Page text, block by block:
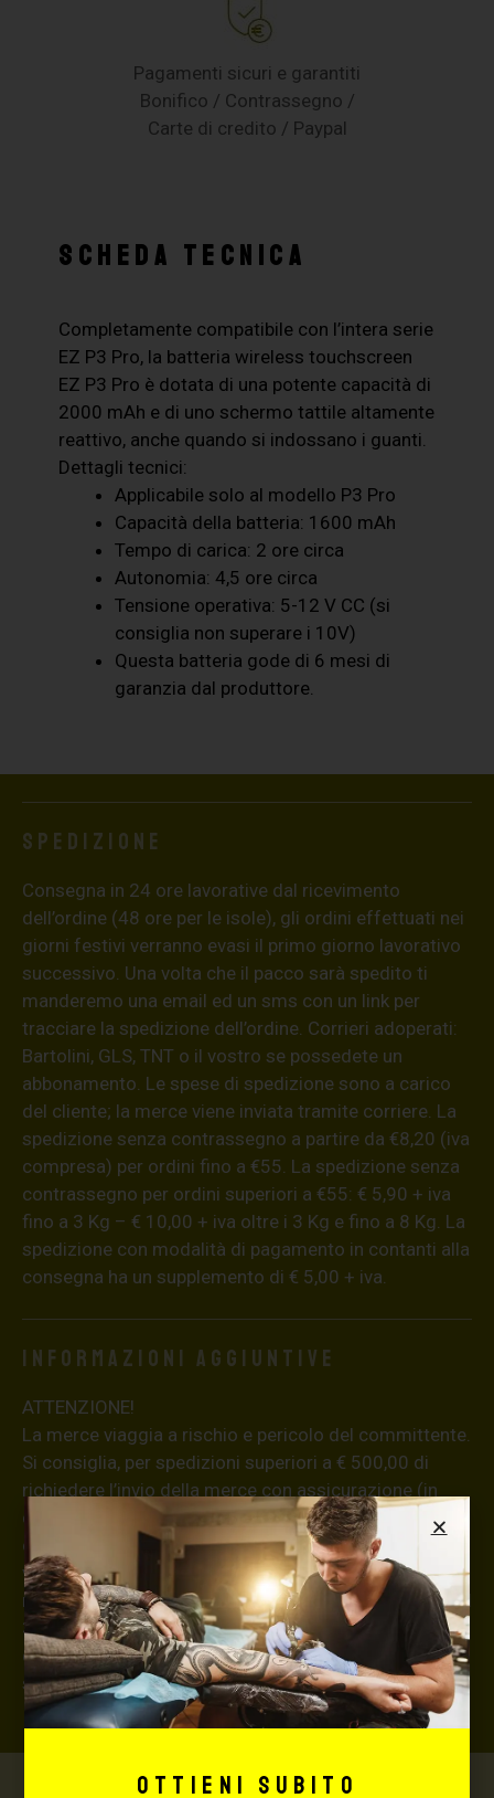
Pagamenti sicuri e garantiti
Bonifico / Contrassegno /
Carte di credito / Paypal
SCHEDA TECNICA
Completamente compatibile con l’intera serie
EZ P3 Pro, la batteria wireless touchscreen
EZ P3 Pro è dotata di una potente capacità di
2000 mAh e di uno schermo tattile altamente
reattivo, anche quando si indossano i guanti.
Dettagli tecnici:
Applicabile solo al modello P3 Pro
Capacità della batteria: 1600 mAh
Tempo di carica: 2 ore circa
Autonomia: 4,5 ore circa
Tensione operativa: 5-12 V CC (si
consiglia non superare i 10V)
Questa batteria gode di 6 mesi di
garanzia dal produttore.
Spedizione
Consegna in 24 ore lavorative dal ricevimento
dell’ordine (48 ore per le isole), gli ordini effettuati nei
giorni festivi verranno evasi il primo giorno lavorativo
successivo. Una volta che il pacco sarà spedito ti
manderemo una email ed un sms con un link per
tracciare la spedizione dell’ordine. Corrieri adoperati:
Bartolini, GLS, TNT o il vostro se possedete un
abbonamento. Le spese di spedizione sono a carico
del cliente; la merce viene inviata tramite corriere. La
spedizione senza contrassegno a partire da €8,20 (iva
compresa) per ordini fino a €55. La spedizione senza
contrassegno per ordini superiori a €55: € 5,90 + iva
fino a 3 Kg – € 10,00 + iva oltre i 3 Kg e fino a 8 Kg. La
spedizione con modalità di pagamento in contanti alla
consegna ha un supplemento di € 5,00 + iva.
Informazioni aggiuntive
ATTENZIONE!
La merce viaggia a rischio e pericolo del committente.
Si consiglia, per spedizioni superiori a € 500,00 di
richiedere l’invio della merce con assicurazione (in
questo caso, se la merce dovesse essere smarrita o
danneggiata dal corriere, quest’ultimo risarcirà l’intero
valore della merce, in caso contrario nessuno
rimborserà il destinatario) con un costo aggiuntivo del
3,5% sul valore totale del carrello, da richiedere prima
di concludere il pagamento al seguente indirizzo:
shop@maxsignorello.it.
Ottieni subito